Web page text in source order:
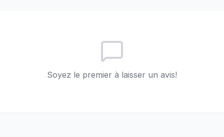
Soyez le premier à laisser un avis!